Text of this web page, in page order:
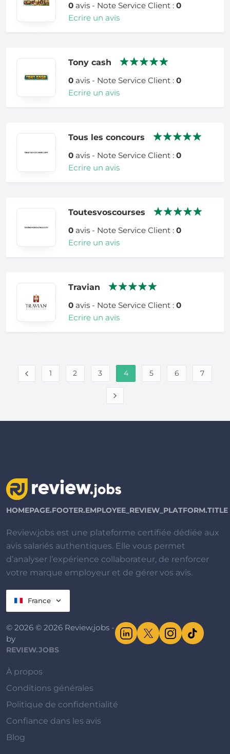
0avis - Note Service Client : 0
Ecrire un avis
Tony cash
0avis - Note Service Client : 0
Ecrire un avis
Tous les concours
0avis - Note Service Client : 0
Ecrire un avis
Toutesvoscourses
0avis - Note Service Client : 0
Ecrire un avis
Travian
0avis - Note Service Client : 0
Ecrire un avis
1 2 3 4 5 6 7
HOMEPAGE.FOOTER.EMPLOYEE_REVIEW_PLATFORM.TITLE
Review.jobs est une plateforme certifiée dédiée aux
avis salariés authentiques. Elle vous permet
d’analyser l’expérience collaborateur, de renforcer
votre marque employeur et de gérer vos avis.
France
© 2026 © 2026 Review.jobs -
by
REVIEW.JOBS
À propos
Conditions générales
Politique de confidentialité
Confiance dans les avis
Blog